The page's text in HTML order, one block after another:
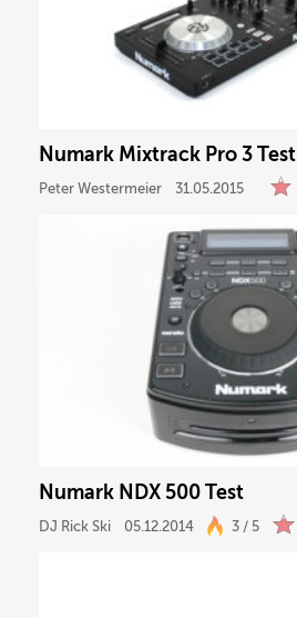
Numark Mixtrack Pro 3 Test
Peter Westermeier 31.05.2015
Numark NDX 500 Test
DJ Rick Ski 05.12.2014 3 / 5